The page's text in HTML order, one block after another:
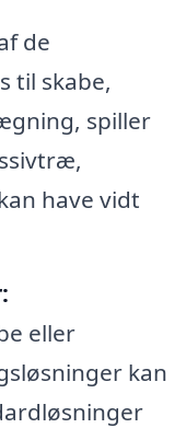
de
til skabe,
spiller
have vidt
eller
kan